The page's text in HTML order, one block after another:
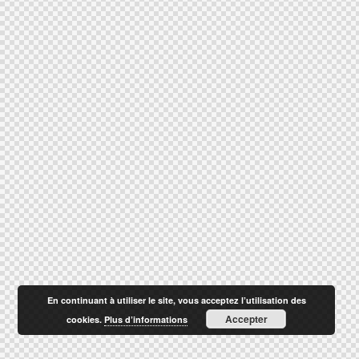
En continuant à utiliser le site, vous acceptez l’utilisation des
cookies.Plus d’informations Accepter